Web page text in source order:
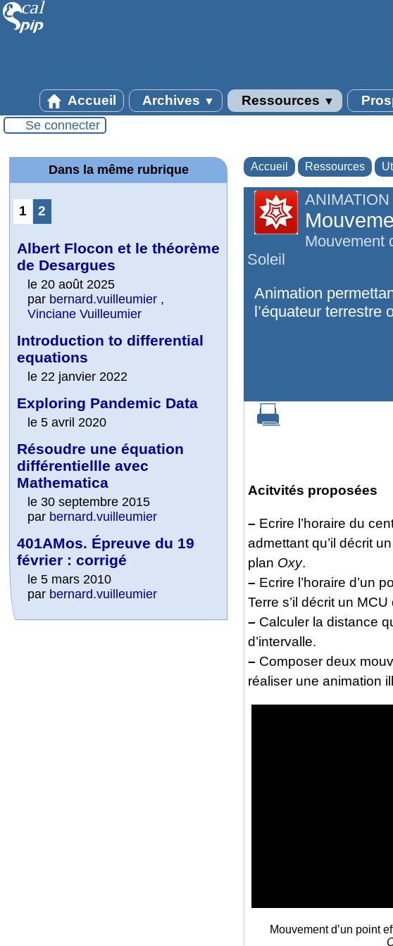
Accueil Archives ▼ Ressources ▼
Se connecter
Accueil Ressources
ANIMATION
Mouvement
Soleil
Animation
l’équateur
Acitvités proposées
– Ecrire l’horaire du
admettant qu’il décrit
plan Oxy.
– Ecrire l’horaire d’un
Terre s’il décrit un
– Calculer la distance
d’intervalle.
– Composer deux
réaliser une animation
Mouvement d’un point
Dans la même rubrique
1 2
Albert Flocon et le théorème
de Desargues
le 20 août 2025
par bernard.vuilleumier ,
Vinciane Vuilleumier
Introduction to differential
equations
le 22 janvier 2022
Exploring Pandemic Data
le 5 avril 2020
Résoudre une équation
différentiellle avec
Mathematica
le 30 septembre 2015
par bernard.vuilleumier
401AMos. Épreuve du 19
février : corrigé
le 5 mars 2010
par bernard.vuilleumier